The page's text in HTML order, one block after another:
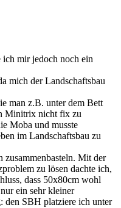
mir jedoch noch ein
mich der Landschaftsbau
man z.B. unter dem Bett
Minitrix nicht fix zu
Moba und musste
im Landschaftsbau zu
zusammenbasteln. Mit der
zu lösen dachte ich,
dass 50x80cm wohl
ein sehr kleiner
den SBH platziere ich unter